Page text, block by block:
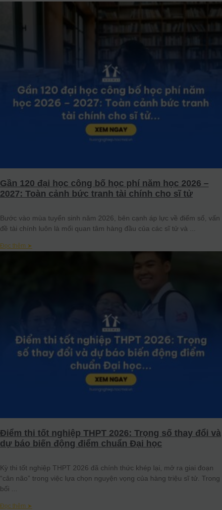
Gần 120 đại học công bố học phí năm học 2026 –
2027: Toàn cảnh bức tranh tài chính cho sĩ tử
Bước vào mùa tuyển sinh năm 2026, bên cạnh áp lực về điểm số, vấn
đề tài chính luôn là mối quan tâm hàng đầu của các sĩ tử và
Đọc thêm ➤
Điểm thi tốt nghiệp THPT 2026: Trọng số thay đổi và
dự báo biến động điểm chuẩn Đại học
Kỳ thi tốt nghiệp THPT 2026 đã chính thức khép lại, mở ra giai đoạn
“cân não” trong việc lựa chọn nguyện vọng của hàng triệu sĩ tử. Trong
bối
Đọc thêm ➤